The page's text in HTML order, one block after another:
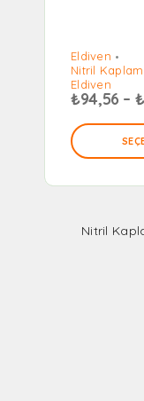
Eldiven
Nitril
Eldiven
₺94,56 – ₺
Nitril